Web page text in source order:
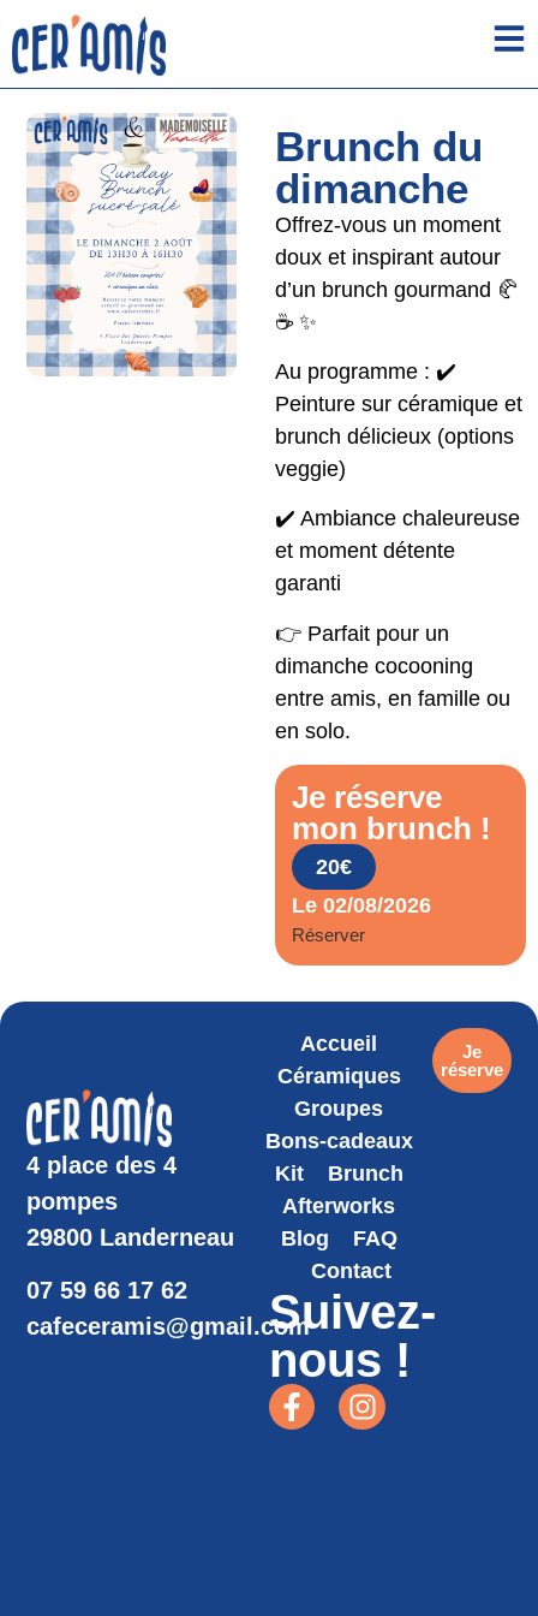
Brunch du
dimanche
Offrez-vous un moment
doux et inspirant autour
d’un brunch gourmand 🥐
☕ ✨
Au programme : ✔️
Peinture sur céramique et
brunch délicieux (options
veggie)
✔️ Ambiance chaleureuse
et moment détente
garanti
👉 Parfait pour un
dimanche cocooning
entre amis, en famille ou
en solo.
Je réserve
mon brunch !
20€
Le 02/08/2026
Réserver
4 place des 4
pompes
29800 Landerneau
07 59 66 17 62
cafeceramis@gmail.com
Accueil
Céramiques
Groupes
Bons-cadeaux
Kit
Brunch
Afterworks
Blog
FAQ
Contact
Je
réserve
Suivez-
nous !